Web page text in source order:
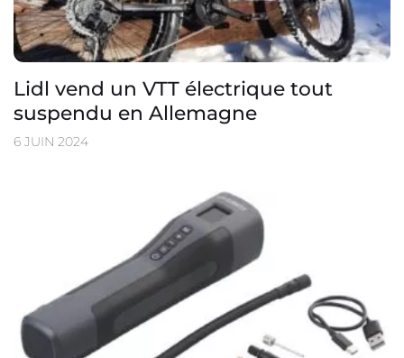
Lidl vend un VTT électrique tout
suspendu en Allemagne
6 JUIN 2024